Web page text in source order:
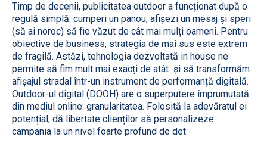
Timp de decenii, publicitatea outdoor a funcționat după o
regulă simplă: cumperi un panou, afișezi un mesaj și speri
(să ai noroc) să fie văzut de cât mai mulți oameni. Pentru
obiective de business, strategia de mai sus este extrem
de fragilă. Astăzi, tehnologia dezvoltată in house ne
permite să fim mult mai exacți de atât și să transformăm
afișajul stradal într-un instrument de performanță digitală.
Outdoor-ul digital (DOOH) are o superputere împrumutată
din mediul online: granularitatea. Folosită la adevăratul ei
potențial, dă libertate clienților să personalizeze
campania la un nivel foarte profund de det